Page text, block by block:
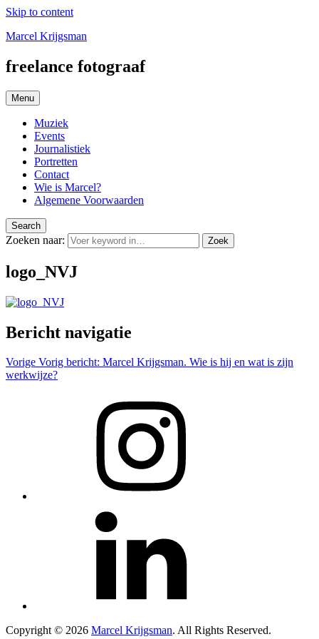
Skip to content
Marcel Krijgsman
freelance fotograaf
Menu
Muziek
Events
Journalistiek
Portretten
Contact
Wie is Marcel?
Algemene Voorwaarden
Search
Zoeken naar: Zoek
logo_NVJ
Bericht navigatie
Vorige Vorig bericht: Marcel Krijgsman. Wie is hij en wat is zijn
werkwijze?
Copyright © 2026 Marcel Krijgsman. All Rights Reserved.